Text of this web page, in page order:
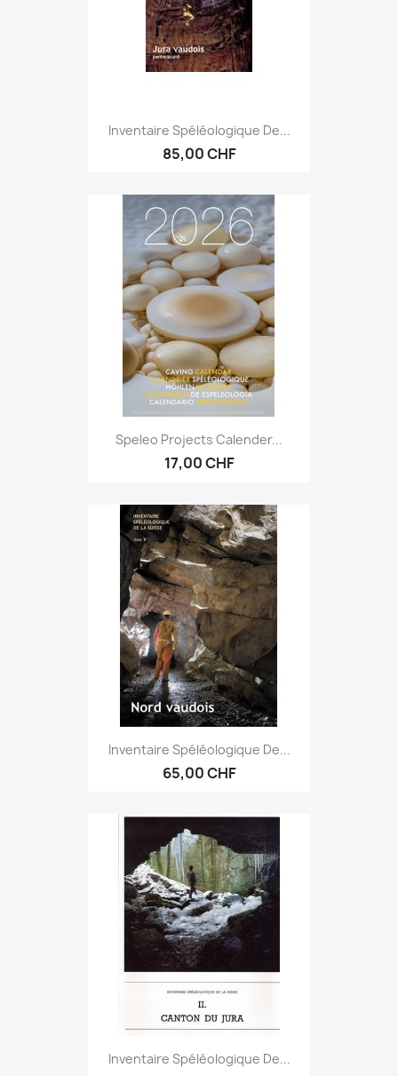
Inventaire Spéléologique De...
85,00 CHF
Speleo Projects Calender...
17,00 CHF
Inventaire Spéléologique De...
65,00 CHF
Inventaire Spéléologique De...